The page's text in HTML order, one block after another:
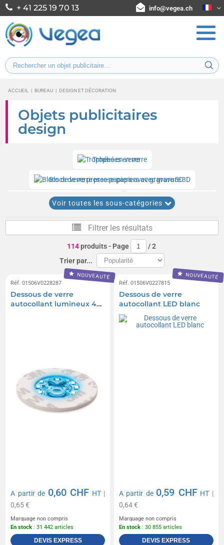
+ 41 225 19 70 13 info@vegea.ch
ACCUEIL | BUREAU | DESIGN ET DÉCORATION
Objets publicitaires
design
Trophées en verre
Blocs de verre presse-papiers avec gravure 3D
Horloges et pendules murales Objets design en verre
Lampes de table Tapis d'accueil
Socles lumineux
Voir toutes les sous-catégories
Filtrer les résultats
114produits- Page /2
Trier par...
NOUVEAUTÉ
Réf. 01506V0228287
Dessous de verre
autocollant lumineux 4
A partir de 0,60 CHF HT|
0,65 €
Marquage non compris
En stock : 31 442 articles
DEVIS EXPRESS
NOUVEAUTÉ
Réf. 01506V0227815
Dessous de verre
autocollant LED blanc
A partir de 0,59 CHF HT |
0,64 €
Marquage non compris
En stock : 30 855 articles
DEVIS EXPRESS